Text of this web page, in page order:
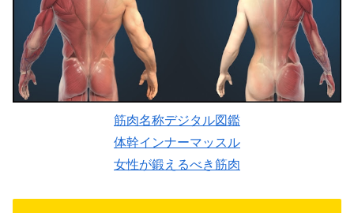
筋肉名称デジタル図鑑
体幹インナーマッスル
女性が鍛えるべき筋肉